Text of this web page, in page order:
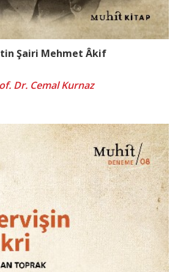
Şairi Mehmet Âkif
Dr. Cemal Kurnaz